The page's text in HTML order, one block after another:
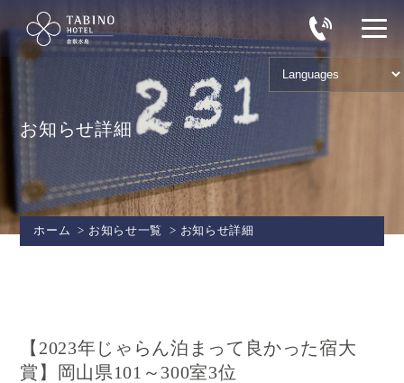
お知らせ詳細
ホーム > お知らせ一覧 > お知らせ詳細
【2023年じゃらん泊まって良かった宿大
賞】岡山県101～300室3位